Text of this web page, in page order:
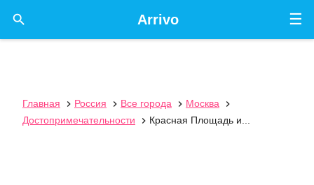
☰
Arrivo

Главная  Россия  Все города  Москва

Достопримечательности
 Красная Площадь и...